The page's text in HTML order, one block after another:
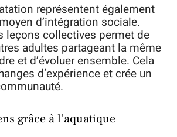
représentent également
d’intégration sociale.
leçons collectives permet de
adultes partageant la même
et d’évoluer ensemble. Cela
d’expérience et crée un
grâce à l’aquatique